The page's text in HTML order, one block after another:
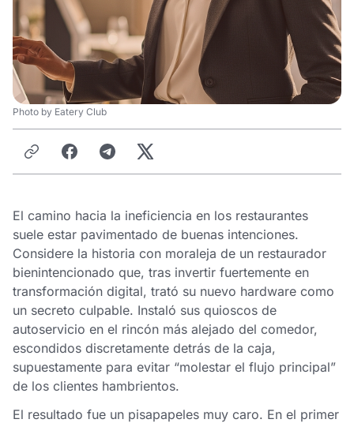
Photo by Eatery Club
El camino hacia la ineficiencia en los restaurantes
suele estar pavimentado de buenas intenciones.
Considere la historia con moraleja de un restaurador
bienintencionado que, tras invertir fuertemente en
transformación digital, trató su nuevo hardware como
un secreto culpable. Instaló sus quioscos de
autoservicio en el rincón más alejado del comedor,
escondidos discretamente detrás de la caja,
supuestamente para evitar “molestar el flujo principal”
de los clientes hambrientos.
El resultado fue un pisapapeles muy caro. En el primer